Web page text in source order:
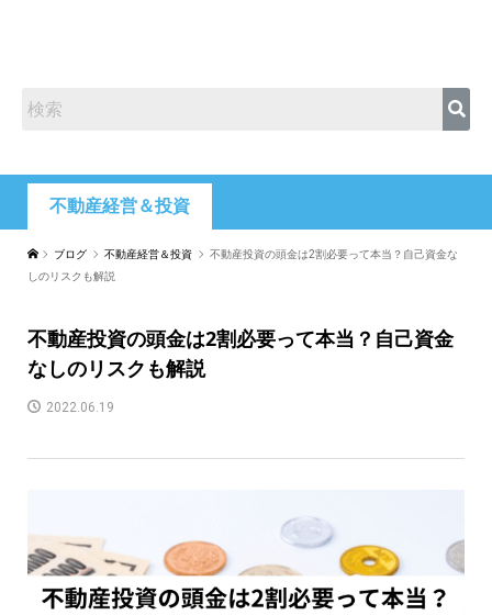
不動産経営＆投資
ブログ 不動産経営＆投資
不動産投資の頭金は2割必要って本当？自己資金な
しのリスクも解説
不動産投資の頭金は2割必要って本当？自己資金
なしのリスクも解説
2022.06.19